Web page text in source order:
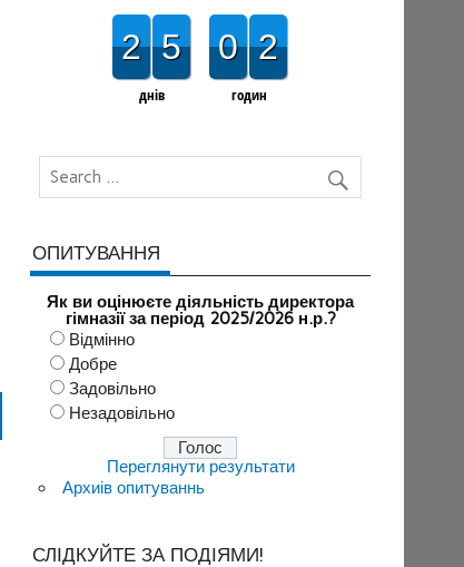
2 5
днів
0 2
годин
ОПИТУВАННЯ
Як ви оцінюєте діяльність директора
гімназії за період 2025/2026 н.р.?
Відмінно
Добре
Задовільно
Незадовільно
Переглянути результати
Архиів опитуваннь
СЛІДКУЙТЕ ЗА ПОДІЯМИ!